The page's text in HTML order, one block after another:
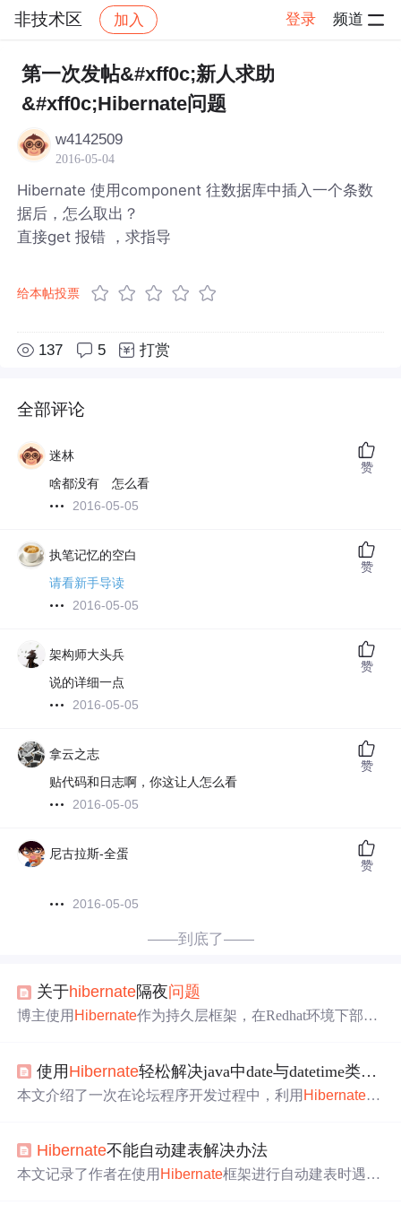
非技术区 加入 登录 频道
社区 非技术区 帖子详情
第一次发帖&#xff0c;新人求助
&#xff0c;Hibernate问题
w4142509
2016-05-04
Hibernate 使用component 往数据库中插入一个条数
据后，怎么取出？
直接get 报错 ，求指导
给本帖投票
137 5 打赏
全部评论
迷林
啥都没有 怎么看
2016-05-05
赞
执笔记忆的空白
请看新手导读
2016-05-05
赞
架构师大头兵
说的详细一点
2016-05-05
赞
拿云之志
贴代码和日志啊，你这让人怎么看
2016-05-05
赞
尼古拉斯-全蛋
2016-05-05
赞
——到底了——
关于hibernate隔夜问题
博主使用 Hibernate作为持久层框架，在Redhat环境下部署
等。配置文件已给出，寻求解决方案。
使用 Hibernate轻松解决java中date与datetime类型不兼容的
本文介绍了一次在论坛程序开发过程中，利用 Hibernate框
QL的datetime类型进行交互，成功实现了
记录。
Hibernate不能自动建表解决办法
本文记录了作者在使用 Hibernate框架进行自动建表时遇到